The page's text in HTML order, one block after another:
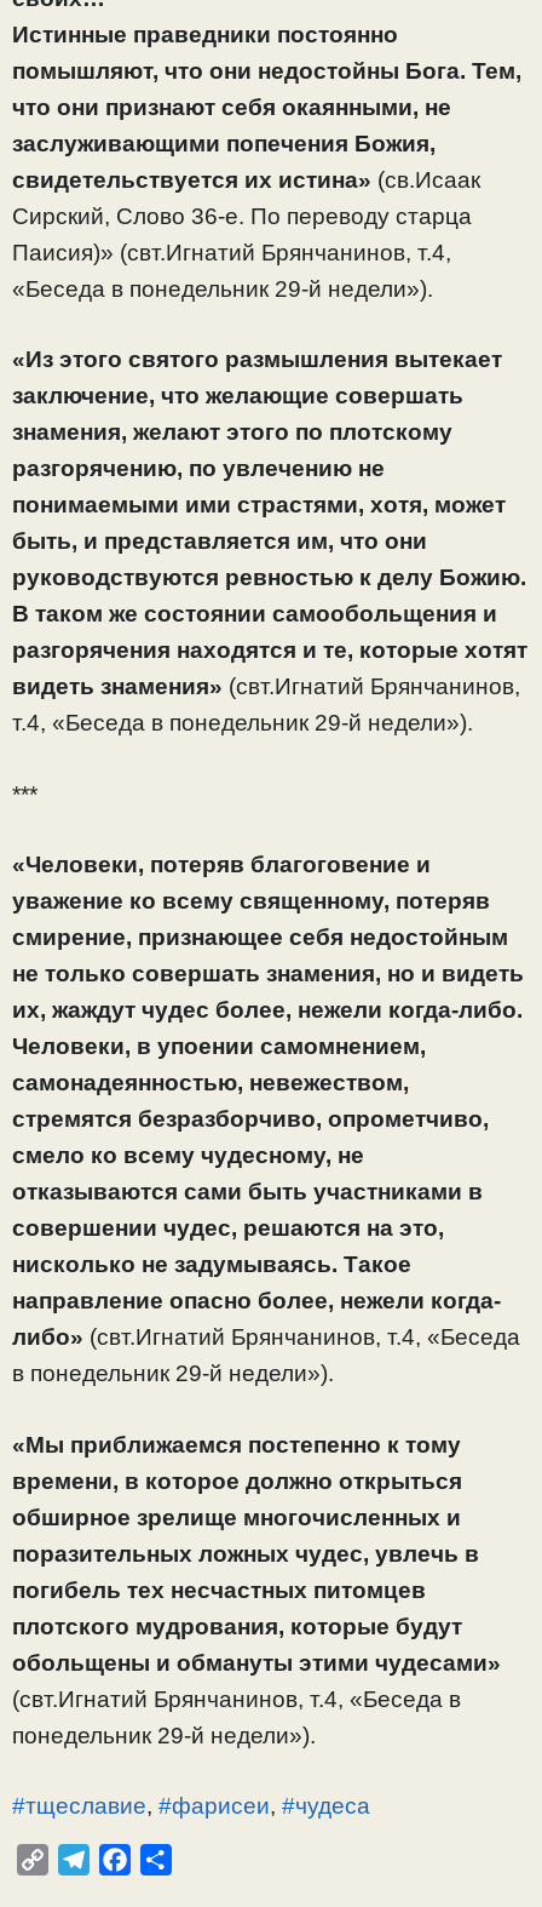
Истинные праведники постоянно
помышляют, что они недостойны Бога. Тем,
что они признают себя окаянными, не
заслуживающими попечения Божия,
свидетельствуется их истина» (св.Исаак
Сирский, Слово 36-е. По переводу старца
Паисия)» (свт.Игнатий Брянчанинов, т.4,
«Беседа в понедельник 29-й недели»).
«Из этого святого размышления вытекает
заключение, что желающие совершать
знамения, желают этого по плотскому
разгорячению, по увлечению не
понимаемыми ими страстями, хотя, может
быть, и представляется им, что они
руководствуются ревностью к делу Божию.
В таком же состоянии самообольщения и
разгорячения находятся и те, которые хотят
видеть знамения» (свт.Игнатий Брянчанинов,
т.4, «Беседа в понедельник 29-й недели»).
***
«Человеки, потеряв благоговение и
уважение ко всему священному, потеряв
смирение, признающее себя недостойным
не только совершать знамения, но и видеть
их, жаждут чудес более, нежели когда-либо.
Человеки, в упоении самомнением,
самонадеянностью, невежеством,
стремятся безразборчиво, опрометчиво,
смело ко всему чудесному, не
отказываются сами быть участниками в
совершении чудес, решаются на это,
нисколько не задумываясь. Такое
направление опасно более, нежели когда-
либо» (свт.Игнатий Брянчанинов, т.4, «Беседа
в понедельник 29-й недели»).
«Мы приближаемся постепенно к тому
времени, в которое должно открыться
обширное зрелище многочисленных и
поразительных ложных чудес, увлечь в
погибель тех несчастных питомцев
плотского мудрования, которые будут
обольщены и обмануты этими чудесами»
(свт.Игнатий Брянчанинов, т.4, «Беседа в
понедельник 29-й недели»).
#тщеславие, #фарисеи, #чудеса